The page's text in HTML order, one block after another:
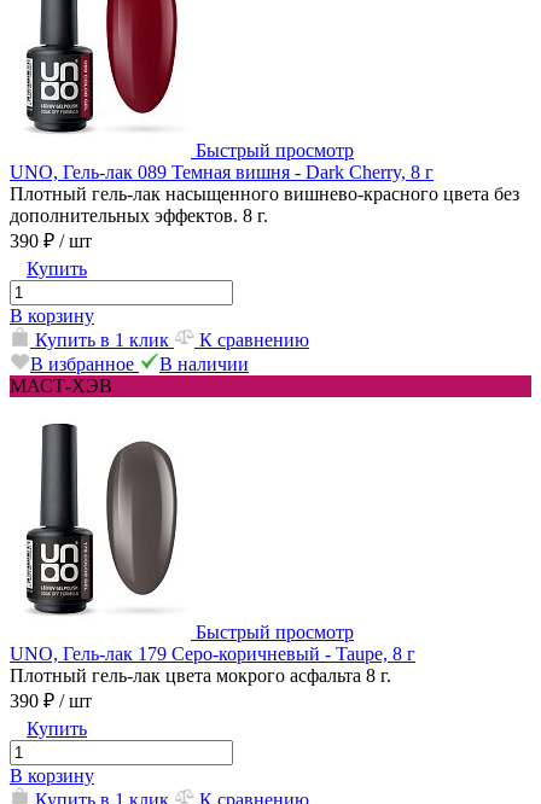
Быстрый просмотр
UNO, Гель-лак 089 Темная вишня - Dark Cherry, 8 г
Плотный гель-лак насыщенного вишнево-красного цвета без
дополнительных эффектов. 8 г.
390 ₽ / шт
Купить
В корзину
Купить в 1 клик
К сравнению
В избранное
В наличии
МАСТ-ХЭВ
Быстрый просмотр
UNO, Гель-лак 179 Серо-коричневый - Taupe, 8 г
Плотный гель-лак цвета мокрого асфальта 8 г.
390 ₽ / шт
Купить
В корзину